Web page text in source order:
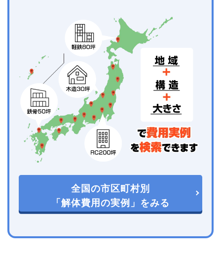
全国の市区町村別
「解体費用の実例」をみる